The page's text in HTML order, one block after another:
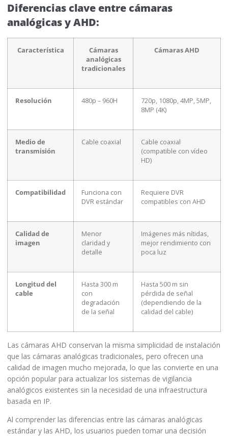
Diferencias clave entre cámaras
analógicas y AHD:
Característica
Cámaras
analógicas
tradicionales
Cámaras AHD
Resolución 480p – 960H
720p, 1080p, 4MP, 5MP,
8MP (4K)
Medio de
transmisión
Cable coaxial
Cable coaxial
(compatible con vídeo
HD)
Compatibilidad
Funciona con
DVR estándar
Requiere DVR
compatibles con AHD
Calidad de
imagen
Menor
claridad y
detalle
Imágenes más nítidas,
mejor rendimiento con
poca luz
Longitud del
cable
Hasta 300 m
con
degradación
de la señal
Hasta 500 m sin
pérdida de señal
(dependiendo de la
calidad del cable)
Las cámaras AHD conservan la misma simplicidad de instalación
que las cámaras analógicas tradicionales, pero ofrecen una
calidad de imagen mucho mejorada, lo que las convierte en una
opción popular para actualizar los sistemas de vigilancia
analógicos existentes sin la necesidad de una infraestructura
basada en IP.
Al comprender las diferencias entre las cámaras analógicas
estándar y las AHD, los usuarios pueden tomar una decisión